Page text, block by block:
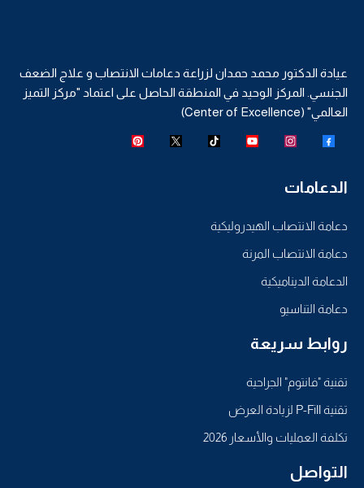
عيادة الدكتور محمد حمدان لزراعة دعامات الانتصاب و علاج الضعف
الجنسي. المركز الوحيد في المنطقة الحاصل على اعتماد "مركز التميز
العالمي" (Center of Excellence)
الدعامات
دعامة الانتصاب الهيدروليكية
دعامة الانتصاب المرنة
الدعامة الديناميكية
دعامة التناسيو
روابط سريعة
تقنية "فانتوم" الجراحية
تقنية P-Fill لزيادة العرض
تكلفة العمليات والأسعار 2026
التواصل